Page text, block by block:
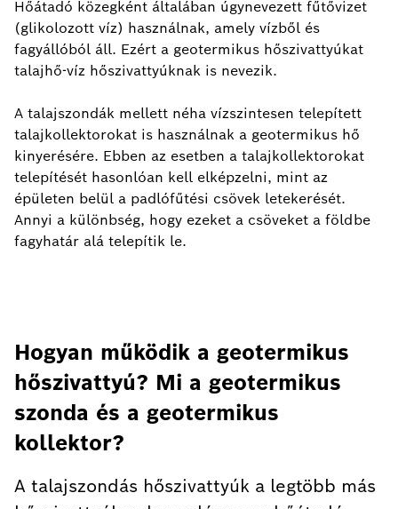
Hőátadó közegként általában úgynevezett fűtővizet
(glikolozott víz) használnak, amely vízből és
fagyállóból áll. Ezért a geotermikus hőszivattyúkat
talajhő-víz hőszivattyúknak is nevezik.
A talajszondák mellett néha vízszintesen telepített
talajkollektorokat is használnak a geotermikus hő
kinyerésére. Ebben az esetben a talajkollektorokat
telepítését hasonlóan kell elképzelni, mint az
épületen belül a padlófűtési csövek letekerését.
Annyi a különbség, hogy ezeket a csöveket a földbe
fagyhatár alá telepítik le.
Hogyan működik a geotermikus
hőszivattyú? Mi a geotermikus
szonda és a geotermikus
kollektor?
A talajszondás hőszivattyúk a legtöbb más